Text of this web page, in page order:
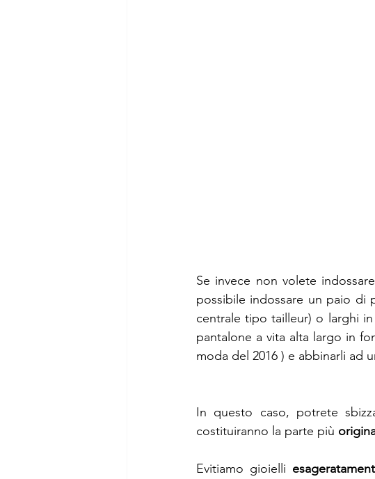
Se invece non volete
possibile indossare un paio di
centrale tipo tailleur) o larghi
pantalone a vita alta largo in
moda del 2016 ) e abbinarli ad
In questo caso, potrete
costituiranno la parte più
Evitiamo gioielli